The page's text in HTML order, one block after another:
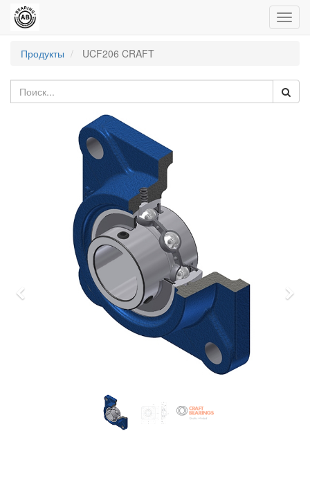
Продукты
UCF206 CRAFT